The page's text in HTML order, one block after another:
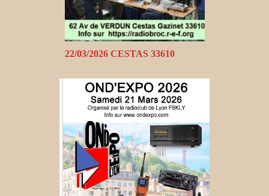
22/03/2026 CESTAS 33610